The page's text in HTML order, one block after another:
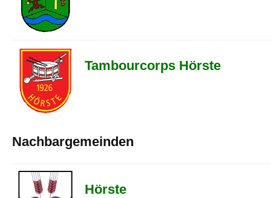
Tambourcorps Hörste
Nachbargemeinden
Hörste